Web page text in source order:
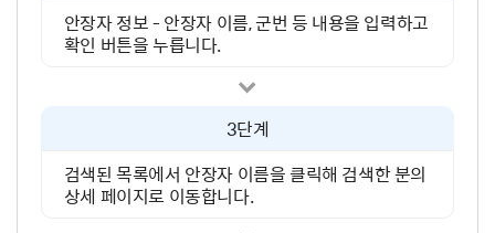
안장자 정보 - 안장자 이름, 군번 등 내용을 입력하고
확인 버튼을 누릅니다.
3단계
검색된 목록에서 안장자 이름을 클릭해 검색한 분의
상세 페이지로 이동합니다.